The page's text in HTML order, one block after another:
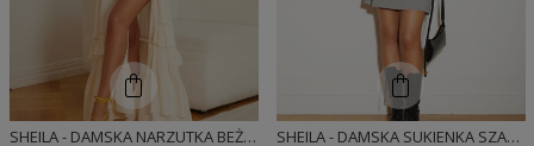
SHEILA - DAMSKA NARZUTKA BEŻOWA NA PLAŻĘ DŁUGI KREMOWY W STYLU BOHO 'ULISES'
SHEILA - DAMSKA SUKIENKA SZARA Z GUZIKAMI NA CO DZIEŃ 'ELENA'